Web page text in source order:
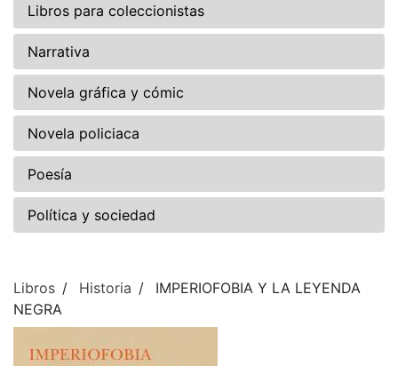
Libros para coleccionistas
Narrativa
Novela gráfica y cómic
Novela policiaca
Poesía
Política y sociedad
Libros Historia
IMPERIOFOBIA Y LA LEYENDA
NEGRA